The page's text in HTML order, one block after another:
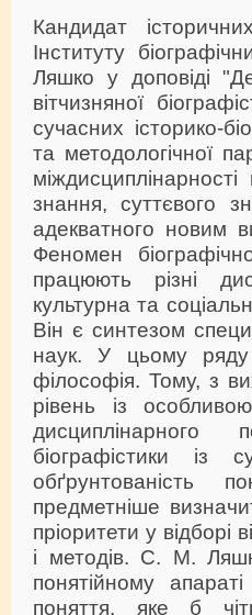
Кандидат
Інституту
Ляшко у доповіді
вітчизняної
сучасних історико-
та методологічної
знання, суттєвого
адекватного новим
Феномен
працюють різні
культурна та
Він є синтезом
наук. У цьому ряду
філософія. Тому, з
рівень із
дисциплінарного
біографістики із
обґрунтованість
предметніше
пріоритети у відборі
і методів. С. М.
понятійному
поняття, яке б